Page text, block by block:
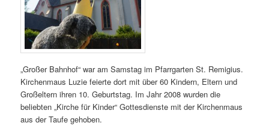
„Großer Bahnhof“ war am Samstag im Pfarrgarten St. Remigius.
Kirchenmaus Luzie feierte dort mit über 60 Kindern, Eltern und
Großeltern ihren 10. Geburtstag. Im Jahr 2008 wurden die
beliebten „Kirche für Kinder“ Gottesdienste mit der Kirchenmaus
aus der Taufe gehoben.